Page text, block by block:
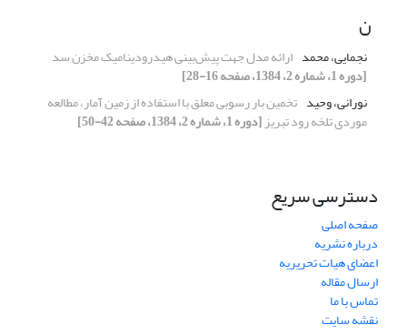
ن
نجمایی، محمد ارائه مدل جهت پیش‌بینی هیدرودینامیک مخزن سد
[دوره 1، شماره 2، 1384، صفحه 16-28]
نورانی، وحید تخمین بار رسوبی معلق با استفاده از زمین آمار، مطالعه
موردی تلخه‏ رود تبریز[دوره 1، شماره 2، 1384، صفحه 42-50]
دسترسی سریع
صفحه اصلی
درباره نشریه
اعضای هیات تحریریه
ارسال مقاله
تماس با ما
نقشه سایت